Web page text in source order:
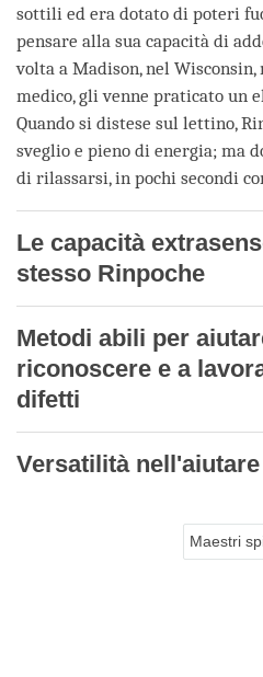
sottili ed era dotato di poteri
pensare alla sua capacità di
volta a Madison, nel Wisconsin,
medico, gli venne praticato un
Quando si distese sul lettino,
sveglio e pieno di energia; ma
di rilassarsi, in pochi secondi
Le capacità
stesso Rinpoche
Metodi abili per
riconoscere e a
difetti
Versatilità
Maestri